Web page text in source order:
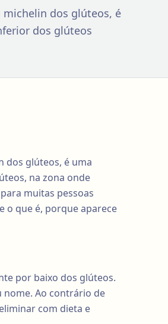
michelin dos glúteos, é
dos glúteos
dos glúteos, é uma
na zona onde
muitas pessoas
o que é, porque aparece
por baixo dos glúteos.
nome. Ao contrário de
com dieta e